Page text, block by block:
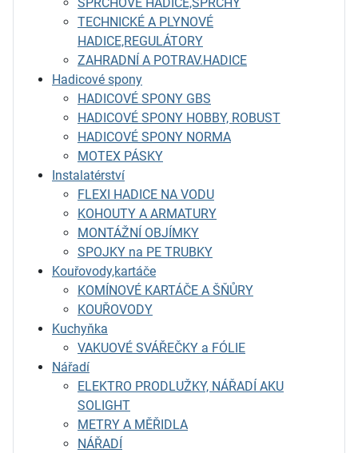
SPRCHOVÉ HADICE,SPRCHY
TECHNICKÉ A PLYNOVÉ
HADICE,REGULÁTORY
ZAHRADNÍ A POTRAV.HADICE
Hadicové spony
HADICOVÉ SPONY GBS
HADICOVÉ SPONY HOBBY, ROBUST
HADICOVÉ SPONY NORMA
MOTEX PÁSKY
Instalatérství
FLEXI HADICE NA VODU
KOHOUTY A ARMATURY
MONTÁŽNÍ OBJÍMKY
SPOJKY na PE TRUBKY
Kouřovody,kartáče
KOMÍNOVÉ KARTÁČE A ŠŇŮRY
KOUŘOVODY
Kuchyňka
VAKUOVÉ SVÁŘEČKY a FÓLIE
Nářadí
ELEKTRO PRODLUŽKY, NÁŘADÍ AKU
SOLIGHT
METRY A MĚŘIDLA
NÁŘADÍ